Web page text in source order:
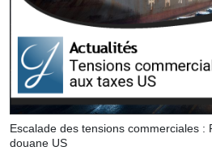
Escalade des tensions commerciales :
douane US